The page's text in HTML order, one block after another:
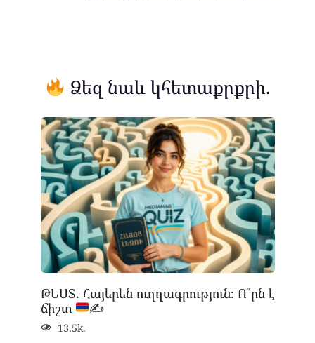
Ձեզ նաև կհետաքրքրի.
ԹԵՍՏ. Հայերեն ուղղագրություն։ Ո՞րն է
ճիշտ
✍
13.5k.